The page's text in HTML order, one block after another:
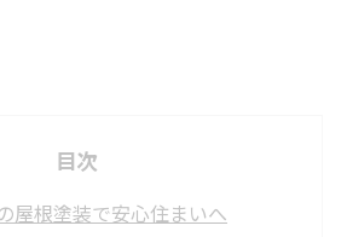
目次
屋根塗装で安心住まいへ